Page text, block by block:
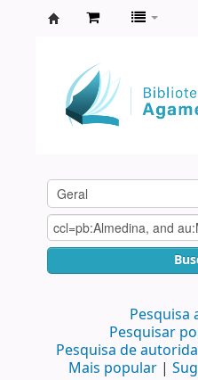
Agamenon
Magalhães
Pesquisa
Pesquisar
Pesquisa de
Mais popular